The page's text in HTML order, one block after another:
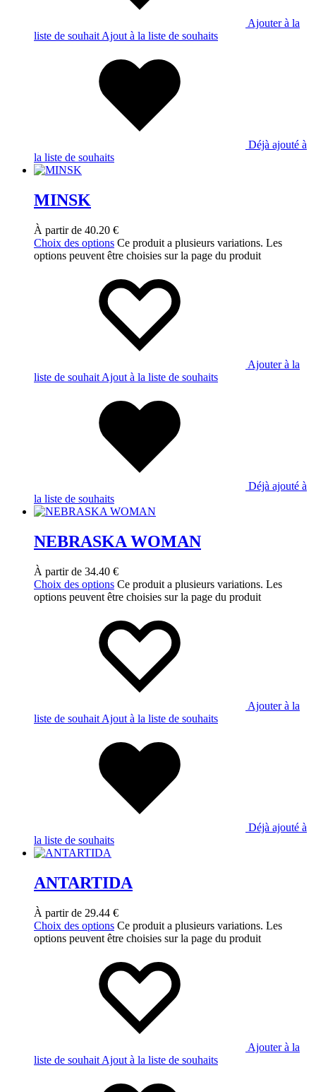
Ajouter à la
liste de souhait Ajout à la liste de souhaits
Déjà ajouté à
la liste de souhaits
MINSK
À partir de 40.20 €
Choix des options Ce produit a plusieurs variations. Les
options peuvent être choisies sur la page du produit
Ajouter à la
liste de souhait Ajout à la liste de souhaits
Déjà ajouté à
la liste de souhaits
NEBRASKA WOMAN
À partir de 34.40 €
Choix des options Ce produit a plusieurs variations. Les
options peuvent être choisies sur la page du produit
Ajouter à la
liste de souhait Ajout à la liste de souhaits
Déjà ajouté à
la liste de souhaits
ANTARTIDA
À partir de 29.44 €
Choix des options Ce produit a plusieurs variations. Les
options peuvent être choisies sur la page du produit
Ajouter à la
liste de souhait Ajout à la liste de souhaits